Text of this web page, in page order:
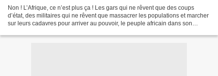
Non ! L’Afrique, ce n’est plus ça ! Les gars qui ne rêvent que des coups
d’état, des militaires qui ne rêvent que massacrer les populations et marcher
sur leurs cadavres pour arriver au pouvoir, le peuple africain dans son